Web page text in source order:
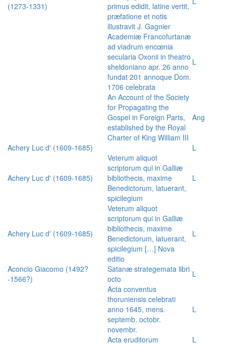
(1273-1331)
primus edidit, latine vertit,
præfatione et notis
illustravit J. Gagnier
Academiæ Francofurtanæ
ad viadrum encœnia
secularia Oxonii in theatro
sheldoniano apr. 26 anno
fundat 201 annoque Dom.
1706 celebrata
L
An Account of the Society
for Propagating the
Gospel in Foreign Parts,
established by the Royal
Charter of King William III
Ang
Achery Luc d' (1609-1685) L
Achery Luc d' (1609-1685)
Veterum aliquot
scriptorum qui in Galliæ
bibliothecis, maxime
Benedictorum, latuerant,
spicilegium
L
Achery Luc d' (1609-1685)
Veterum aliquot
scriptorum qui in Galliæ
bibliothecis, maxime
Benedictorum, latuerant,
spicilegium […] Nova
editio
L
Aconcio Giacomo (1492?
-1566?)
Satanæ strategemata libri
octo
L
Acta conventus
thoruniensis celebrati
anno 1645, mens.
septemb. octobr.
novembr.
L
Acta eruditorum
L